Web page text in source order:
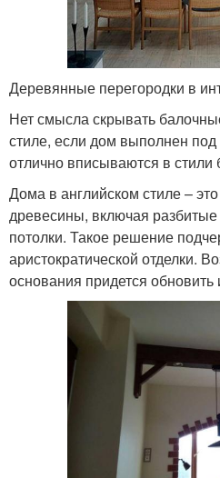
Деревянные перегородки в
Нет смысла скрывать
стиле, если дом выполнен
отлично вписываются в стили
Дома в английском стиле –
древесины, включая
потолки. Такое решение
аристократической отделки.
основания придется обновить